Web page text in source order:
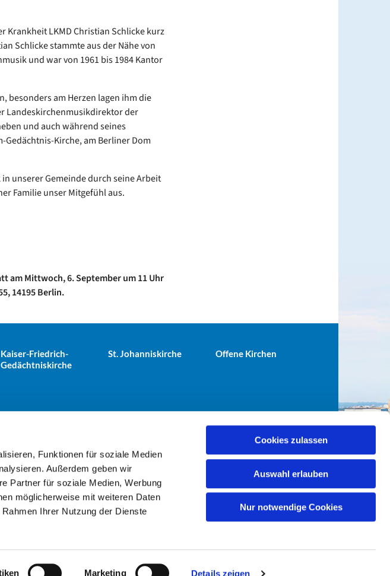
Funktionen für soziale Medien
Außerdem geben wir
Partner für soziale Medien, Werbung
möglicherweise mit weiteren Daten
Ihrer Nutzung der Dienste
Marketing Details zeigen
Cookies zulassen
Auswahl erlauben
Nur notwendige Cookies
Krankheit LKMD Christian Schlicke kurz
Schlicke stammte aus der Nähe von
und war von 1961 bis 1984 Kantor
besonders am Herzen lagen ihm die
Landeskirchenmusikdirektor der
und auch während seines
Gedächtnis-Kirche, am Berliner Dom
unserer Gemeinde durch seine Arbeit
Familie unser Mitgefühl aus.
amMittwoch, 6. September um 11 Uhr
14195 Berlin.
Kaiser-Friedrich-
Gedächtniskirche
St. Johanniskirche Offene Kirchen
+49303943498 kuesterei@ev-gemeinde-tiergarten.de
Impressum